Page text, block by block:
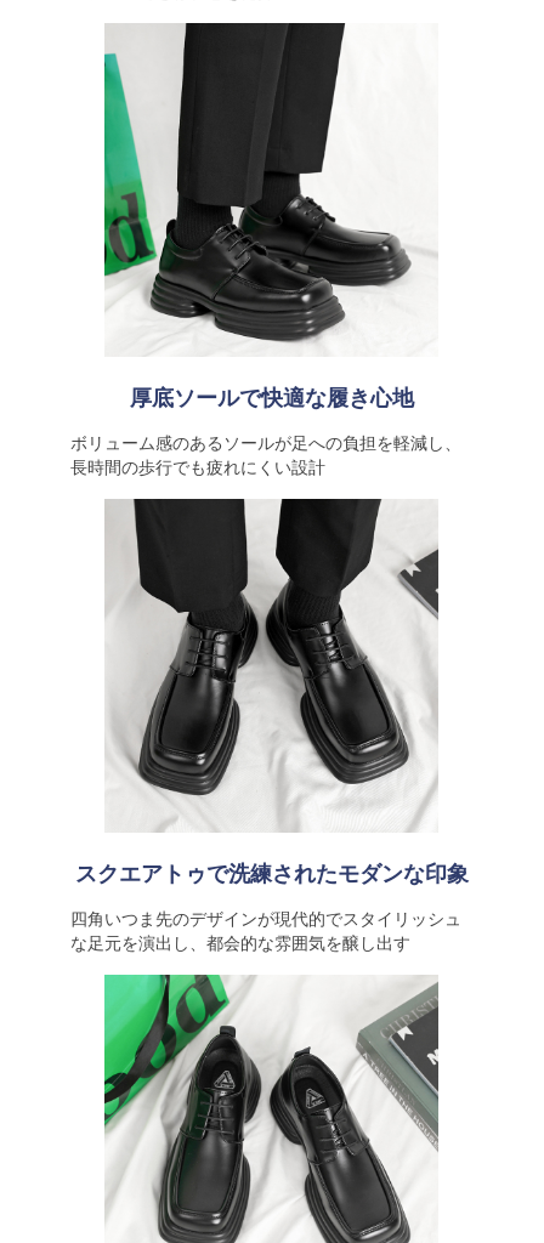
厚底ソールで快適な履き心地
ボリューム感のあるソールが足への負担を軽減し、
長時間の歩行でも疲れにくい設計
スクエアトゥで洗練されたモダンな印象
四角いつま先のデザインが現代的でスタイリッシュ
な足元を演出し、都会的な雰囲気を醸し出す